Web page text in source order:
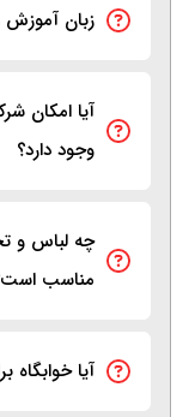
زبان
آیا امکان
وجود دارد؟
چه لباس و
مناسب
آیا خوابگاه